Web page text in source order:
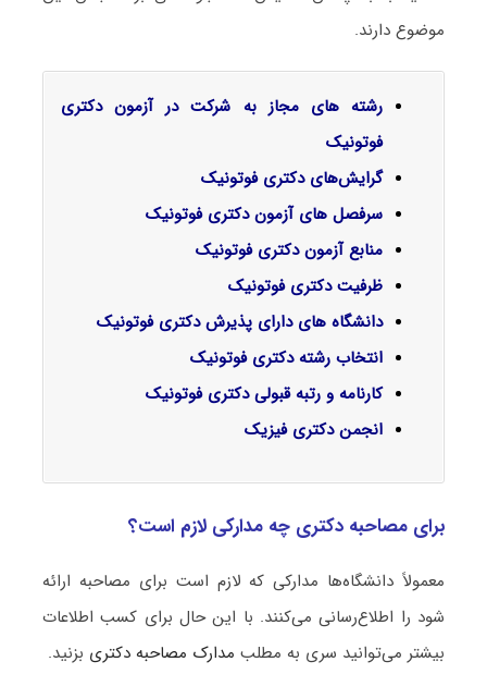
موضوع دارند.
رشته های مجاز به شرکت در آزمون دکتری
فوتونیک
گرایش‌های دکتریفوتونیک
سرفصل‌ های آزمون دکتری فوتونیک
منابع آزمون دکتری فوتونیک
ظرفیت دکتری فوتونیک
دانشگاه های دارای پذیرش دکتری فوتونیک
انتخاب رشته دکتری فوتونیک
کارنامه و رتبه قبولی دکتری فوتونیک
انجمن دکتری فیزیک
برای مصاحبه دکتری چه مدارکی لازم است؟
معمولاً دانشگاه‌ها مدارکی که لازم است برای مصاحبه ارائه
شود را اطلاع‌رسانی می‌کنند. با این حال برای کسب اطلاعات
بیشتر می‌توانید سری به مطلب مدارک مصاحبه دکتری بزنید.